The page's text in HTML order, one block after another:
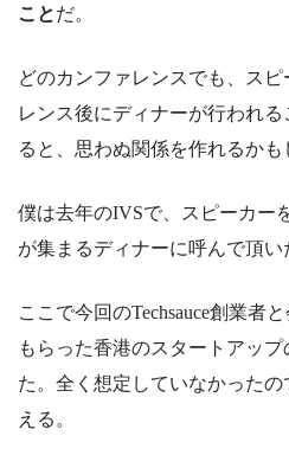
ことだ。
どのカンファレンスでも、ス
レンス後にディナーが行われ
ると、思わぬ関係を作れるかも
僕は去年のIVSで、スピーカー
が集まるディナーに呼んで頂い
ここで今回のTechsauce創業者
もらった香港のスタートアッ
た。全く想定していなかった
える。